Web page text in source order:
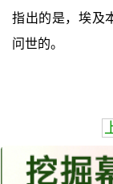
指出的是，埃及
问世的。